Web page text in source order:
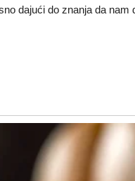
dajući do znanja da nam